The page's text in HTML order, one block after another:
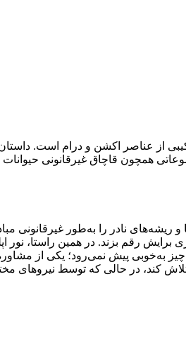
از عناصر اکشن و درام است.
همچون قاچاق غیرقانونی
نادر را به‌طور غیرقانونی
رقم بزند. در همین راستا، نور
به‌خوبی پیش نمی‌رود؛ یکی از
کند، در حالی که توسط نیروهای